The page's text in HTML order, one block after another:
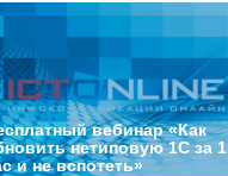
вебинар «Как
нетиповую 1С за 1
и не вспотеть»